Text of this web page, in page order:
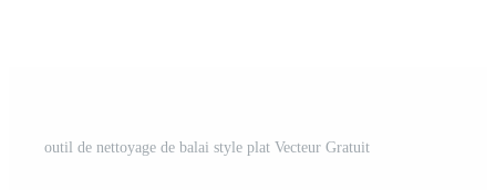
outil de nettoyage de balai style plat Vecteur Gratuit